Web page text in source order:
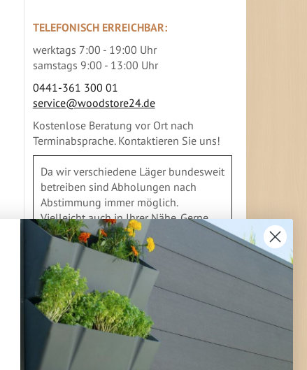
TELEFONISCH ERREICHBAR:
werktags 7:00 - 19:00 Uhr
samstags 9:00 - 13:00 Uhr
0441-361 300 01
service@woodstore24.de
Kostenlose Beratung vor Ort nach
Terminabsprache. Kontaktieren Sie uns!
Da wir verschiedene Läger bundesweit
betreiben sind Abholungen nach
Abstimmung immer möglich.
Vielleicht auch in Ihrer Nähe. Gerne
geben wir Ihnen Auskunft
FLEXIBLE ZAHLUNG
Überweisung